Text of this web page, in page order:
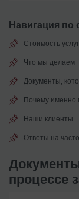
Навигация по
Стоимость услуг
Что мы делаем
Документы,
Почему именно
Наши клиенты
Ответы на
процессе